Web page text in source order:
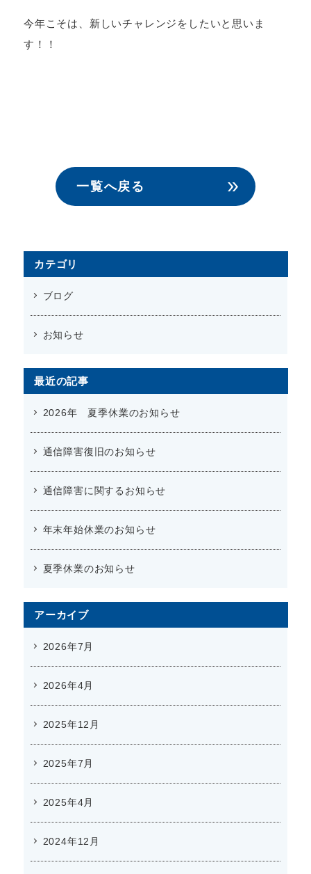
今年こそは、新しいチャレンジをしたいと思いま
す！！
一覧へ戻る
カテゴリ
ブログ
お知らせ
最近の記事
2026年 夏季休業のお知らせ
通信障害復旧のお知らせ
通信障害に関するお知らせ
年末年始休業のお知らせ
夏季休業のお知らせ
アーカイブ
2026年7月
2026年4月
2025年12月
2025年7月
2025年4月
2024年12月